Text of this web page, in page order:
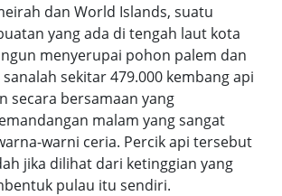
dan World Islands, suatu
yang ada di tengah laut kota
menyerupai pohon palem dan
sekitar 479.000 kembang api
secara bersamaan yang
malam yang sangat
warni ceria. Percik api tersebut
jika dilihat dari ketinggian yang
pulau itu sendiri.